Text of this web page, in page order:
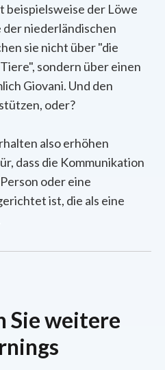
beispielsweise der Löwe
der niederländischen
sie nicht über "die
sondern über einen
Giovani. Und den
oder?
also erhöhen
dass die Kommunikation
oder eine
ist, die als eine
Sie weitere